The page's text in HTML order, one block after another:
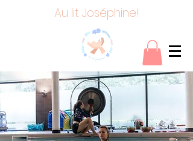
Au lit Joséphine!